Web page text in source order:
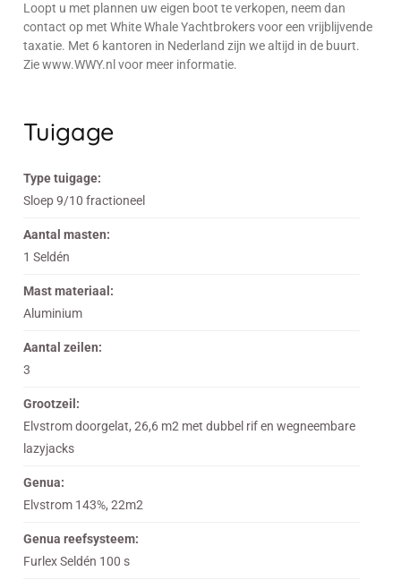
Loopt u met plannen uw eigen boot te verkopen, neem dan
contact op met White Whale Yachtbrokers voor een vrijblijvende
taxatie. Met 6 kantoren in Nederland zijn we altijd in de buurt.
Zie www.WWY.nl voor meer informatie.
Tuigage
Type tuigage:
Sloep 9/10 fractioneel
Aantal masten:
1 Seldén
Mast materiaal:
Aluminium
Aantal zeilen:
3
Grootzeil:
Elvstrom doorgelat, 26,6 m2 met dubbel rif en wegneembare
lazyjacks
Genua:
Elvstrom 143%, 22m2
Genua reefsysteem:
Furlex Seldén 100 s